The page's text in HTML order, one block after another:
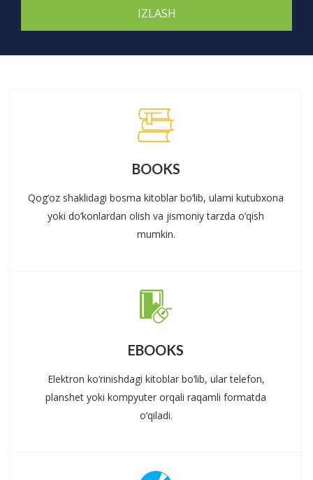
BOOKS
Qog‘oz shaklidagi bosma kitoblar bo‘lib, ularni kutubxona
yoki do‘konlardan olish va jismoniy tarzda o‘qish
mumkin.
EBOOKS
Elektron ko‘rinishdagi kitoblar bo‘lib, ular telefon,
planshet yoki kompyuter orqali raqamli formatda
o‘qiladi.